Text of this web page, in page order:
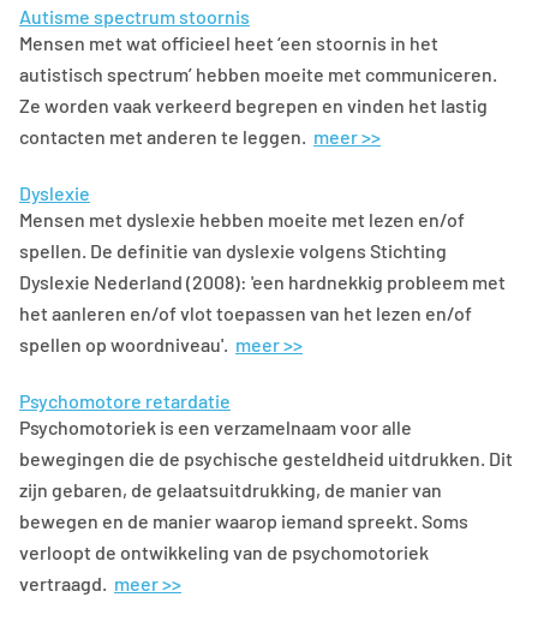
Autisme spectrum stoornis
Mensen met wat officieel heet ‘een stoornis in het
autistisch spectrum’ hebben moeite met communiceren.
Ze worden vaak verkeerd begrepen en vinden het lastig
contacten met anderen te leggen. meer >>
Dyslexie
Mensen met dyslexie hebben moeite met lezen en/of
spellen. De definitie van dyslexie volgens Stichting
Dyslexie Nederland (2008): 'een hardnekkig probleem met
het aanleren en/of vlot toepassen van het lezen en/of
spellen op woordniveau'. meer >>
Psychomotore retardatie
Psychomotoriek is een verzamelnaam voor alle
bewegingen die de psychische gesteldheid uitdrukken. Dit
zijn gebaren, de gelaatsuitdrukking, de manier van
bewegen en de manier waarop iemand spreekt. Soms
verloopt de ontwikkeling van de psychomotoriek
vertraagd. meer >>